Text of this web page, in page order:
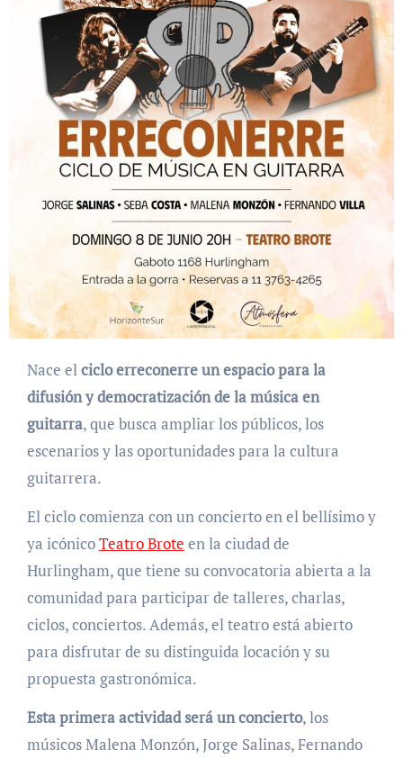
Nace el ciclo erreconerre un espacio para la
difusión y democratización de la música en
guitarra, que busca ampliar los públicos, los
escenarios y las oportunidades para la cultura
guitarrera.
El ciclo comienza con un concierto en el bellísimo y
ya icónicoTeatro Brote en la ciudad de
Hurlingham, que tiene su convocatoria abierta a la
comunidad para participar de talleres, charlas,
ciclos, conciertos. Además, el teatro está abierto
para disfrutar de su distinguida locación y su
propuesta gastronómica.
Esta primera actividad será un concierto, los
músicos Malena Monzón, Jorge Salinas, Fernando